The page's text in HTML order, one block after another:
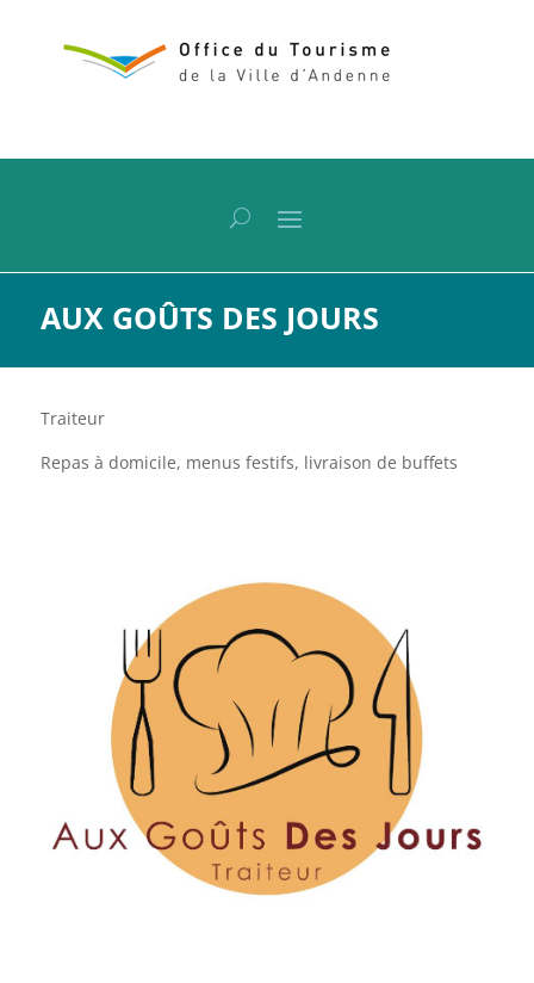
AUX GOÛTS DES JOURS
Traiteur
Repas à domicile, menus festifs, livraison de buffets